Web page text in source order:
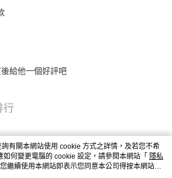
給他一個好評吧
行
有關本網站使用 cookie 方式之詳情，及若您不希
何變更電腦的 cookie 設定，請參閱本網站「 隱私
繼續使用本網站即表示您同意本公司得按本網站使
。